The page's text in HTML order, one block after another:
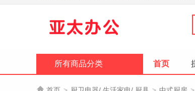
所有商品分类 首页